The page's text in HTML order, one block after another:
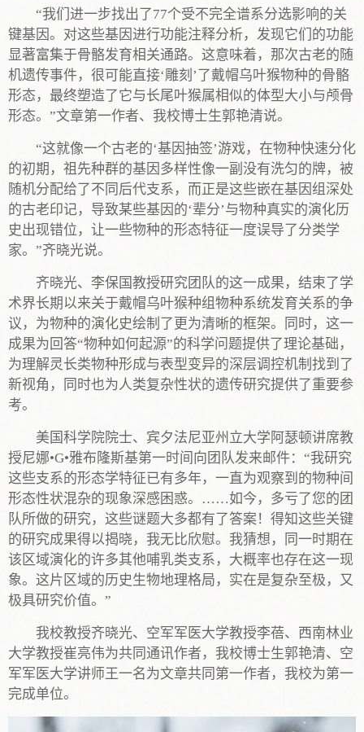
“我们进一步找出了77个受不完全谱系分选影响的关
键基因。对这些基因进行功能注释分析，发现它们的功能
显著富集于骨骼发育相关通路。这意味着，那次古老的随
机遗传事件，很可能直接‘雕刻’了戴帽乌叶猴物种的骨骼
形态，最终塑造了它与长尾叶猴属相似的体型大小与颅骨
形态。”文章第一作者、我校博士生郭艳清说。
“这就像一个古老的‘基因抽签’游戏，在物种快速分化
的初期，祖先种群的基因多样性像一副没有洗匀的牌，被
随机分配给了不同后代支系，而正是这些嵌在基因组深处
的古老印记，导致某些基因的‘辈分’与物种真实的演化历
史出现错位，让一些物种的形态特征一度误导了分类学
家。”齐晓光说。
齐晓光、李保国教授研究团队的这一成果，结束了学
术界长期以来关于戴帽乌叶猴种组物种系统发育关系的争
议，为物种的演化史绘制了更为清晰的框架。同时，这一
成果为回答“物种如何起源”的科学问题提供了理论基础，
为理解灵长类物种形成与表型变异的深层调控机制找到了
新视角，同时也为人类复杂性状的遗传研究提供了重要参
考。
美国科学院院士、宾夕法尼亚州立大学阿瑟顿讲席教
授尼娜•G•雅布隆斯基第一时间向团队发来邮件：“我研究
这些支系的形态学特征已有多年，一直为观察到的物种间
形态性状混杂的现象深感困惑。……如今，多亏了您的团
队所做的研究，这些谜题大多都有了答案！得知这些关键
的研究成果得以揭晓，我无比欣慰。我猜想，同一时期在
该区域演化的许多其他哺乳类支系，大概率也存在这一现
象。这片区域的历史生物地理格局，实在是复杂至极，又
极具研究价值。”
我校教授齐晓光、空军军医大学教授李蓓、西南林业
大学教授崔亮伟为共同通讯作者，我校博士生郭艳清、空
军军医大学讲师王一名为文章共同第一作者，我校为第一
完成单位。